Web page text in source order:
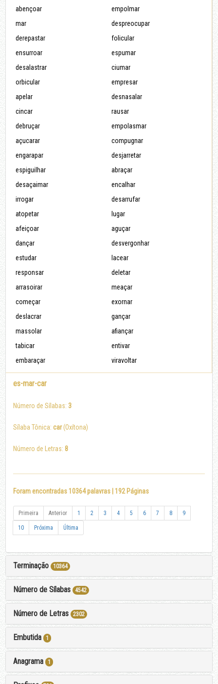
abençoar
empolmar
mar
despreocupar
derepastar
folicular
ensurroar
espumar
desalastrar
ciumar
orbicular
empresar
apelar
desnasalar
cincar
rausar
debruçar
empolasmar
açucarar
compugnar
engarapar
desjarretar
espiguilhar
abraçar
desaçaimar
encalhar
irrogar
desarrufar
atopetar
lugar
afeiçoar
aguçar
dançar
desvergonhar
estudar
lacear
responsar
deletar
arrasoirar
meaçar
começar
exornar
deslacrar
gançar
massolar
afiançar
tabicar
entivar
embaraçar
viravoltar
es-mar-car
Número de Sílabas:3
Sílaba Tônica:car(Oxítona)
Número de Letras:8
Foram encontradas 10364 palavras | 192 Páginas
Primeira Anterior 1 2 3 4 5 6 7 8 9
10 Próxima Última
Terminação 10364
Número de Sílabas 4542
Número de Letras 2302
Embutida 1
Anagrama 1